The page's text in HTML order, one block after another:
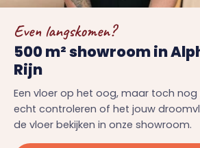
Even langskomen?
500 m² showroom in
Rijn
Een vloer op het oog, maar toch nog
echt controleren of het jouw
de vloer bekijken in onze showroom.